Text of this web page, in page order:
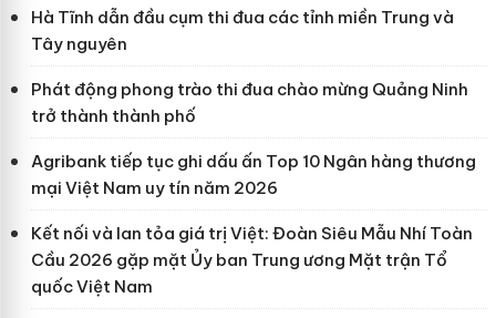
Hà Tĩnh dẫn đầu cụm thi đua các tỉnh miền Trung và
Tây nguyên
Phát động phong trào thi đua chào mừng Quảng Ninh
trở thành thành phố
Agribank tiếp tục ghi dấu ấn Top 10 Ngân hàng thương
mại Việt Nam uy tín năm 2026
Kết nối và lan tỏa giá trị Việt: Đoàn Siêu Mẫu Nhí Toàn
Cầu 2026 gặp mặt Ủy ban Trung ương Mặt trận Tổ
quốc Việt Nam